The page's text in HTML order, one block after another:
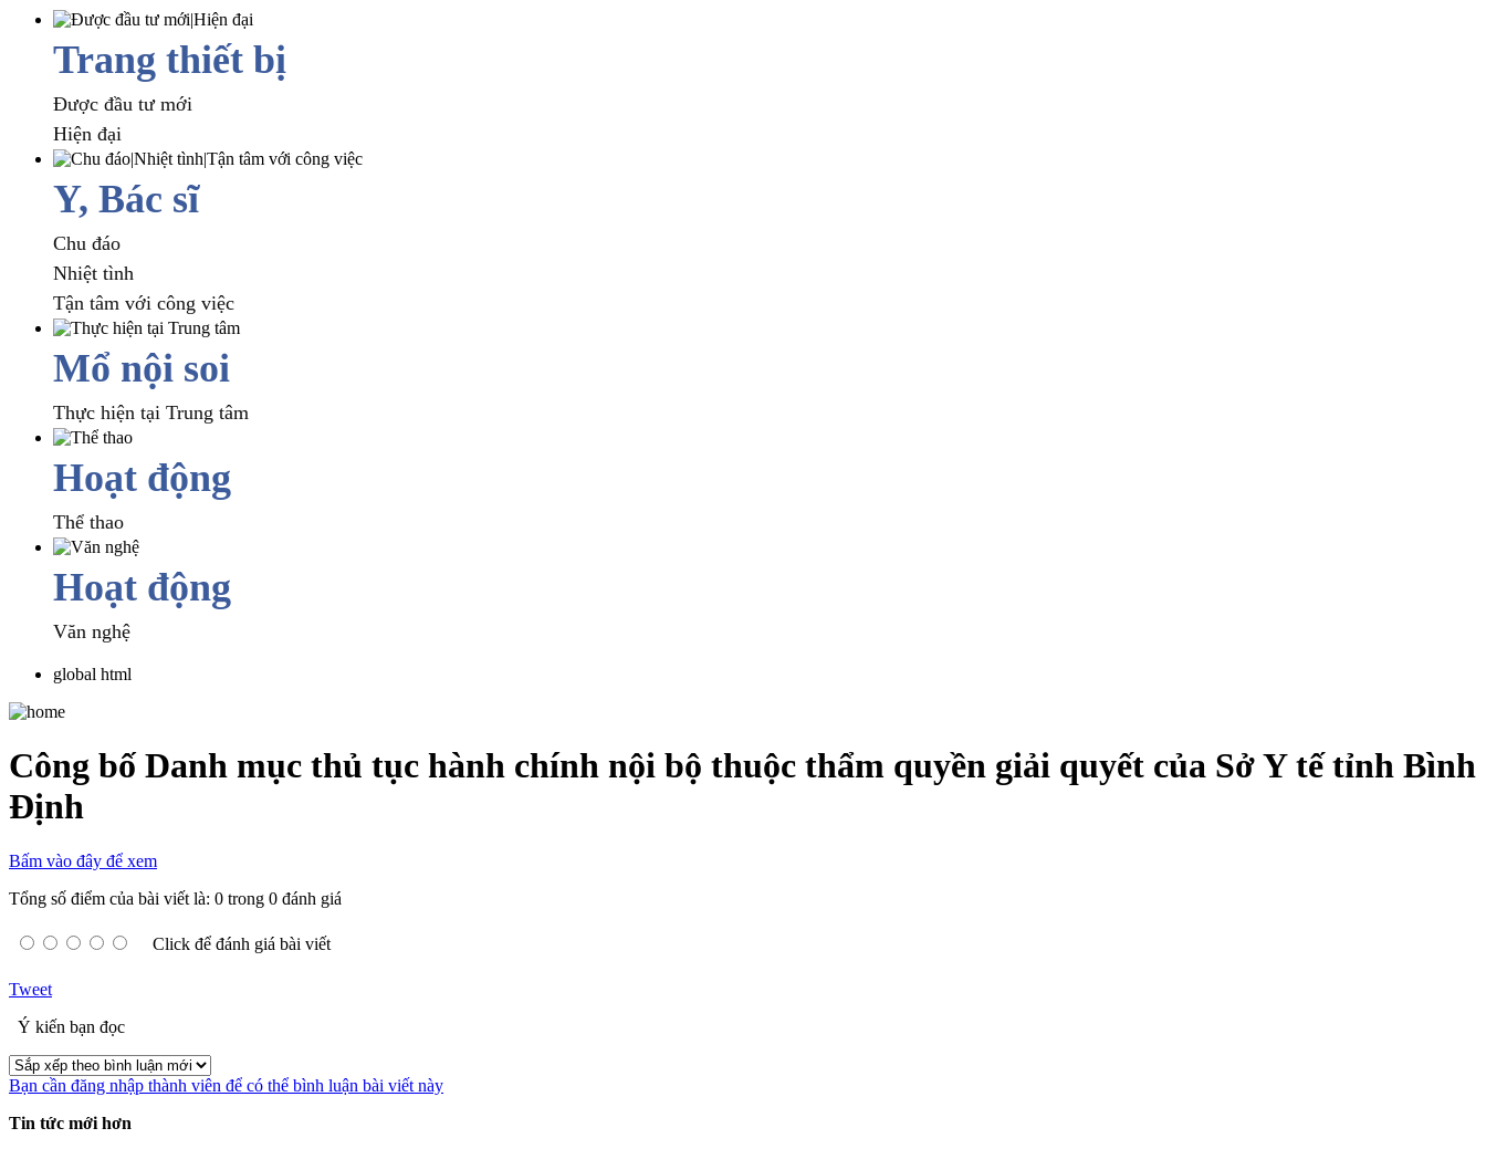
Trang thiết bị
Được đầu tư mới
Hiện đại
Y, Bác sĩ
Chu đáo
Nhiệt tình
Tận tâm với công việc
Mổ nội soi
Thực hiện tại Trung tâm
Hoạt động
Thể thao
Hoạt động
Văn nghệ
global html
Công bố Danh mục thủ tục hành chính nội bộ thuộc thẩm quyền giải quyết của Sở Y tế tỉnh Bình
Định
Bấm vào đây để xem
Tổng số điểm của bài viết là: 0 trong 0 đánh giá
Click để đánh giá bài viết
Tweet
Ý kiến bạn đọc
Bạn cần đăng nhập thành viên để có thể bình luận bài viết này
Tin tức mới hơn